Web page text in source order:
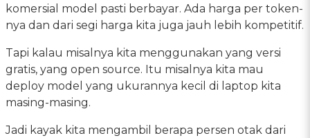
komersial model pasti berbayar. Ada harga per token-
nya dan dari segi harga kita juga jauh lebih kompetitif.
Tapi kalau misalnya kita menggunakan yang versi
gratis, yang open source. Itu misalnya kita mau
deploy model yang ukurannya kecil di laptop kita
masing-masing.
Jadi kayak kita mengambil berapa persen otak dari